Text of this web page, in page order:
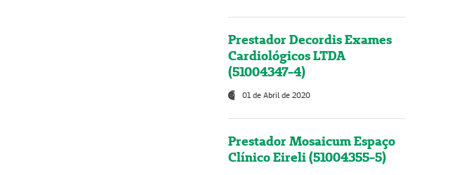
Prestador Decordis Exames
Cardiológicos LTDA
(51004347-4)
01 de Abril de 2020
Prestador Mosaicum Espaço
Clínico Eireli (51004355-5)